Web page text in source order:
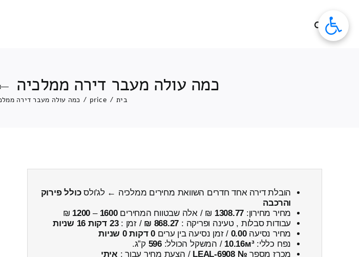
כמה עולה מעבר דירה ממלכיה
בית /
price
/ כמה עולה מעבר דירה
הובלת דירה אחד חדרים השוואת מחירים ממלכיה ← לג'ולסכולל פירוק
והרכבה
מחיר מחירון: 1308.77 ₪ / אלה שבטווח המחירים1600
–
1200
₪
עבודות סבלות , טעינה ופריקה : 868.27 ₪ / זמן :23 דקות 16 שניות
מחיר נסיעה0.00 / זמן נסיעה בין ערים0 דקות 0 שניות
נפח כללי:10.16м³ / המשקל הכולל:596 ק”ג.
מכרז מספר № LEAL-6908 / הצעת מחיר עבור : איתי